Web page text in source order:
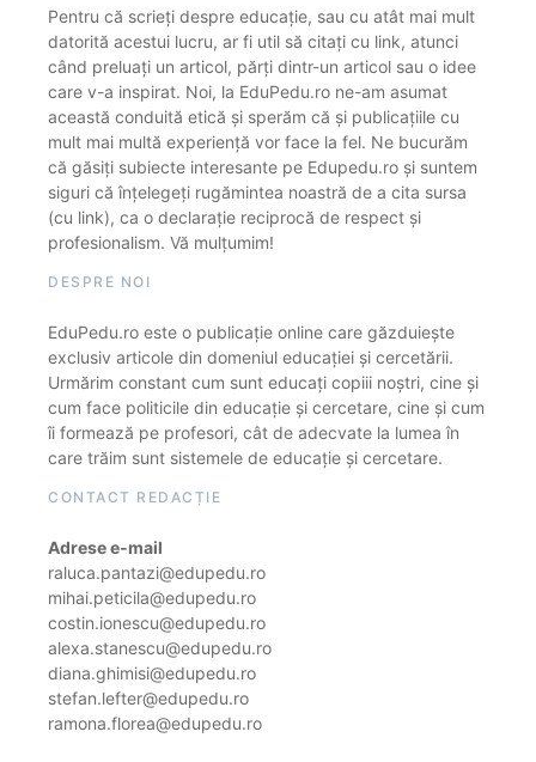
Pentru că scrieți despre educație, sau cu atât mai mult
datorită acestui lucru, ar fi util să citați cu link, atunci
când preluați un articol, părți dintr-un articol sau o idee
care v-a inspirat. Noi, la EduPedu.ro ne-am asumat
această conduită etică și sperăm că și publicațiile cu
mult mai multă experiență vor face la fel. Ne bucurăm
că găsiți subiecte interesante pe Edupedu.ro și suntem
siguri că înțelegeți rugămintea noastră de a cita sursa
(cu link), ca o declarație reciprocă de respect și
profesionalism. Vă mulțumim!
DESPRE NOI
EduPedu.ro este o publicație online care găzduiește
exclusiv articole din domeniul educației și cercetării.
Urmărim constant cum sunt educați copiii noștri, cine și
cum face politicile din educație și cercetare, cine și cum
îi formează pe profesori, cât de adecvate la lumea în
care trăim sunt sistemele de educație și cercetare.
CONTACT REDACȚIE
Adrese e-mail
raluca.pantazi@edupedu.ro
mihai.peticila@edupedu.ro
costin.ionescu@edupedu.ro
alexa.stanescu@edupedu.ro
diana.ghimisi@edupedu.ro
stefan.lefter@edupedu.ro
ramona.florea@edupedu.ro